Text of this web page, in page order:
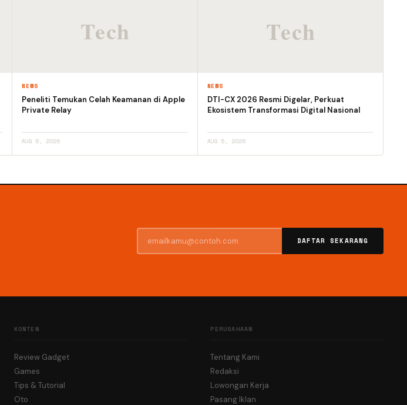
NEWS
Peneliti Temukan Celah Keamanan di Apple
Private Relay
AUG 6, 2026
NEWS
DTI-CX 2026 Resmi Digelar, Perkuat
Ekosistem Transformasi Digital Nasional
AUG 5, 2026
DAFTAR SEKARANG
KONTEN
Review Gadget
Games
Tips & Tutorial
Oto
PERUSAHAAN
Tentang Kami
Redaksi
Lowongan Kerja
Pasang Iklan